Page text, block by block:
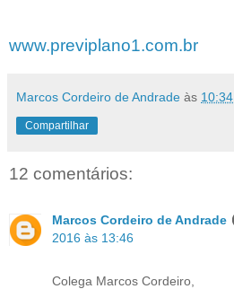
www.previplano1.com.br
Marcos Cordeiro de Andrade às 10:34
Compartilhar
12 comentários:
Marcos Cordeiro de Andrade
2016 às 13:46
Colega Marcos Cordeiro,